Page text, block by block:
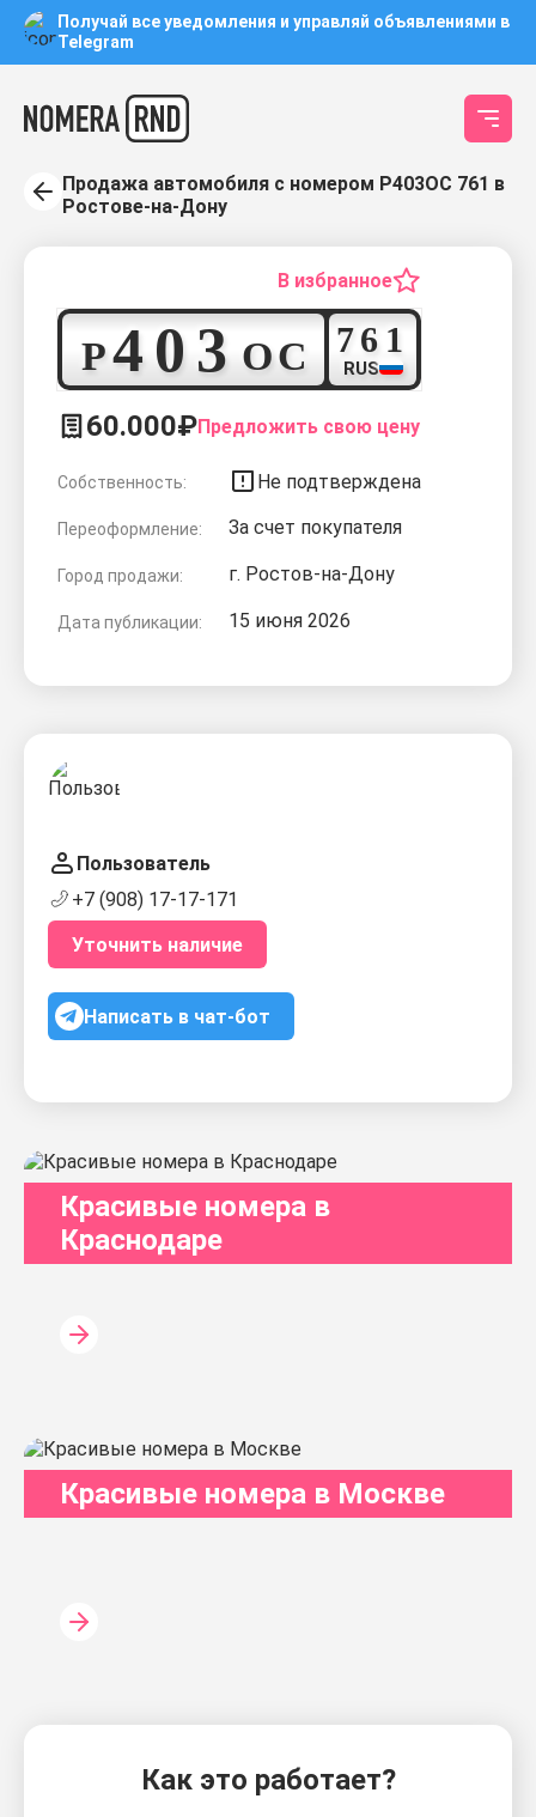
Получай все уведомления и управляй объявлениями в
Telegram
Продажа автомобиля с номером Р403ОС 761 в
Ростове-на-Дону
В избранное
Р4
0
3
ОС7
61
RUS
60.000₽Предложить свою цену
Собственность: Не подтверждена
Переоформление: За счет покупателя
Город продажи: г. Ростов-на-Дону
Дата публикации: 15 июня 2026
Пользователь
+7 (908) 17-17-171
Уточнить наличие
Написать в чат-бот
Красивые номера в
Краснодаре
Красивые номера в Москве
Как это работает?